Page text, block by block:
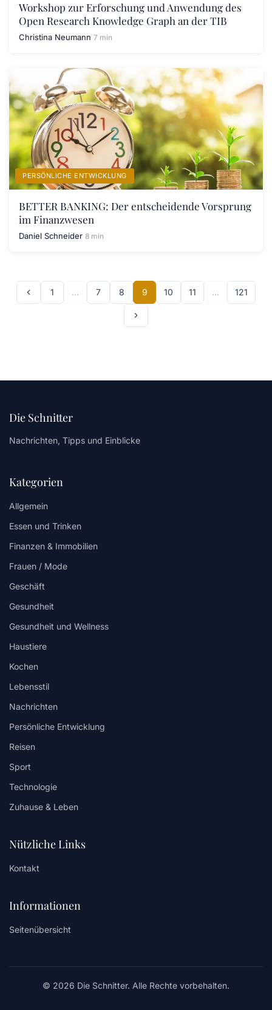
Workshop zur Erforschung und Anwendung des
Open Research Knowledge Graph an der TIB
Christina Neumann 7 min
PERSÖNLICHE ENTWICKLUNG
BETTER BANKING: Der entscheidende Vorsprung
im Finanzwesen
Daniel Schneider 8 min
1 … 7 8 9 10 11 … 121
Die Schnitter
Nachrichten, Tipps und Einblicke
Kategorien
Allgemein
Essen und Trinken
Finanzen & Immobilien
Frauen / Mode
Geschäft
Gesundheit
Gesundheit und Wellness
Haustiere
Kochen
Lebensstil
Nachrichten
Persönliche Entwicklung
Reisen
Sport
Technologie
Zuhause & Leben
Nützliche Links
Kontakt
Informationen
Seitenübersicht
© 2026 Die Schnitter. Alle Rechte vorbehalten.